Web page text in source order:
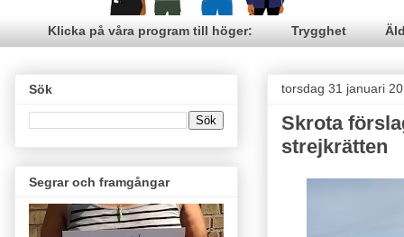
Klicka på våra program till höger: Trygghet
torsdag 31 januari
Skrota
strejkrätten
Sök
Segrar och framgångar